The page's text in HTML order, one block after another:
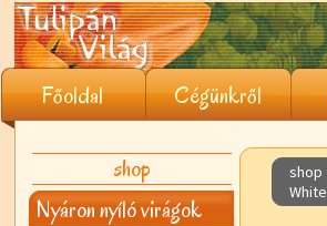
Főoldal Cégünkről
shop
Nyáron nyíló virágok
shop